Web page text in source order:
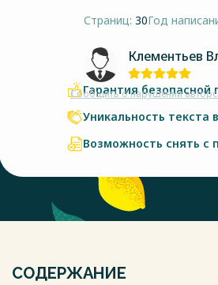
Страниц: 30Год
Клементьев
Сообщить о нарушении
Гарантия безопасной
Уникальность текста
Возможность снять с
СОДЕРЖАНИЕ